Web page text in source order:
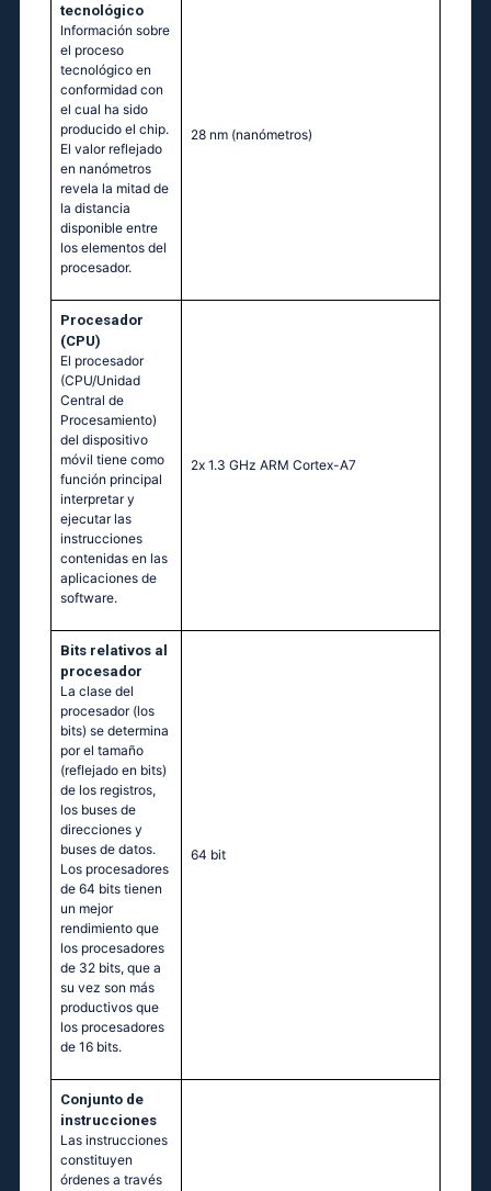
tecnológico
Información sobre
el proceso
tecnológico en
conformidad con
el cual ha sido
producido el chip.
El valor reflejado
en nanómetros
revela la mitad de
la distancia
disponible entre
los elementos del
procesador.
28 nm (nanómetros)
Procesador
(CPU)
El procesador
(CPU/Unidad
Central de
Procesamiento)
del dispositivo
móvil tiene como
función principal
interpretar y
ejecutar las
instrucciones
contenidas en las
aplicaciones de
software.
2х 1.3 GНz АRМ Соrtех-А7
Bits relativos al
procesador
La clase del
procesador (los
bits) se determina
por el tamaño
(reflejado en bits)
de los registros,
los buses de
direcciones y
buses de datos.
Los procesadores
de 64 bits tienen
un mejor
rendimiento que
los procesadores
de 32 bits, que a
su vez son más
productivos que
los procesadores
de 16 bits.
64 bit
Conjunto de
instrucciones
Las instrucciones
constituyen
órdenes a través